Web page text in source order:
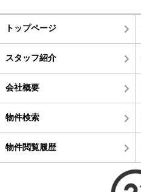
トップページ
スタッフ紹介
会社概要
物件検索
物件閲覧履歴